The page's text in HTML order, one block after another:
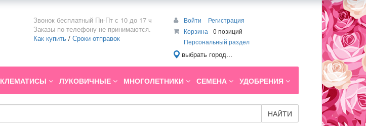
Звонок бесплатный Пн-Пт с 10 до 17 ч
Заказы по телефону не принимаются.
Как купить / Сроки отправок
Войти
Регистрация
Корзина
0 позиций
Персональный раздел
выбрать город...
КЛЕМАТИСЫ ЛУКОВИЧНЫЕ МНОГОЛЕТНИКИ СЕМЕНА УДОБРЕНИЯ
НАЙТИ